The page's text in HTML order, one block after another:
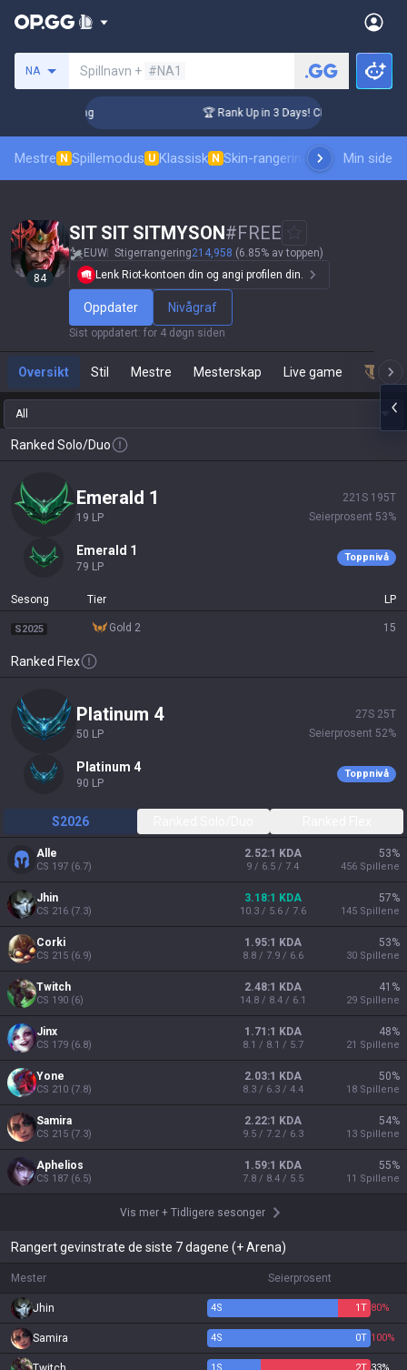
NA Spillnavn + #NA1
🏆 Rank Up in 3 Days! Challenger Coaching
Mestre N Spillemodus U Klassisk N Skin-rangeringRangeringer
Min side
84
SIT SIT SITMYSON#FREE
EUW Stigerrangering214,958 (6.85% av toppen)
Lenk Riot-kontoen din og angi profilen din.
Oppdater Nivågraf
Sist oppdatert: for 4 døgn siden
Oversikt Stil Mestre Mesterskap Live game
All
Ranked Solo/Duo
emerald 1
19 LP
221 S 195T
Seierprosent 53%
emerald 1
79 LP
Toppnivå
Sesong Tier LP
S2025 gold 2 15
Ranked Flex
platinum 4
50 LP
27S 25T
Seierprosent 52%
platinum 4
90 LP
Toppnivå
S2026
Alle
CS 197 (6.7)
2.52:1 KDA
9 / 6.5 / 7.4
53%
456 Spillene
Jhin
CS 216 (7.3)
3.18:1 KDA
10.3 / 5.6 / 7.6
57%
145 Spillene
Corki
CS 215 (6.9)
1.95:1 KDA
8.8 / 7.9 / 6.6
53%
30 Spillene
Twitch
CS 190 (6)
2.48:1 KDA
14.8 / 8.4 / 6.1
41 %
29 Spillene
Jinx
CS 179 (6.8)
1.71:1 KDA
8.1 / 8.1 / 5.7
48%
21 Spillene
Yone
CS 210 (7.8)
2.03:1 KDA
8.3 / 6.3 / 4.4
50%
18 Spillene
Samira
CS 215 (7.3)
2.22:1 KDA
9.5 / 7.2 / 6.3
54%
13 Spillene
Aphelios
CS 187 (6.5)
1.59:1 KDA
7.8 / 8.4 / 5.5
55%
11 Spillene
Vis mer + Tidligere sesonger
Rangert gevinstrate de siste 7 dagene (+ Arena)
Mester Seierprosent
Jhin 4S 1T 80%
Samira 4S 0T 100%